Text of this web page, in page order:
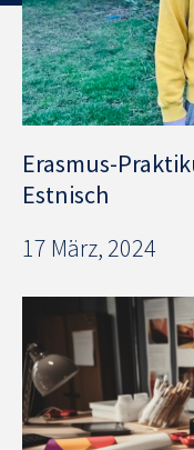
Erasmus-
Estnisch
17 März, 2024